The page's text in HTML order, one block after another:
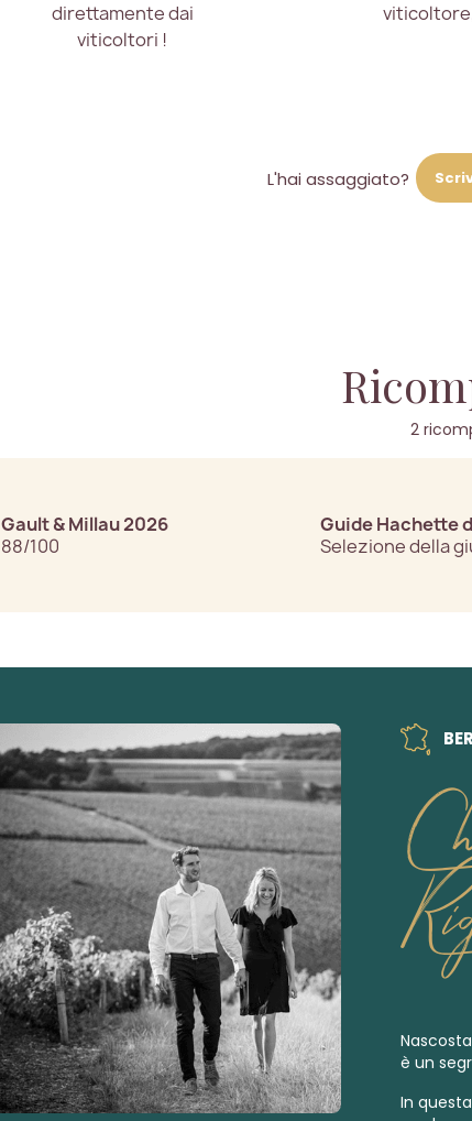
direttamente dai
viticoltori !
L'hai assaggiato?
2
Gault & Millau 2026
88/100
Guide Hachette
Selezione della
è un
In